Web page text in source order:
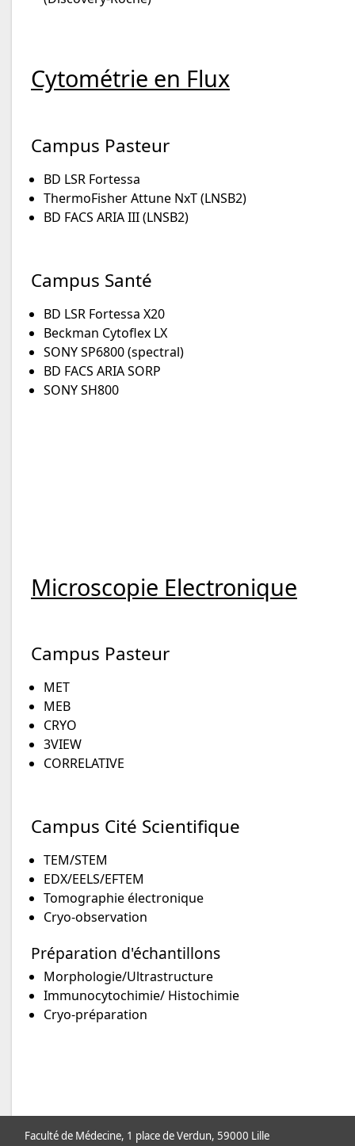
Cytométrie en Flux
Campus Pasteur
BD LSR Fortessa
ThermoFisher Attune NxT (LNSB2)
BD FACS ARIA III (LNSB2)
Campus Santé
BD LSR Fortessa X20
Beckman Cytoflex LX
SONY SP6800 (spectral)
BD FACS ARIA SORP
SONY SH800
Microscopie Electronique
Campus Pasteur
MET
MEB
CRYO
3VIEW
CORRELATIVE
Campus Cité Scientifique
TEM/STEM
EDX/EELS/EFTEM
Tomographie électronique
Cryo-observation
Préparation d'échantillons
Morphologie/Ultrastructure
Immunocytochimie/ Histochimie
Cryo-préparation
Faculté de Médecine, 1 place de Verdun, 59000 Lille